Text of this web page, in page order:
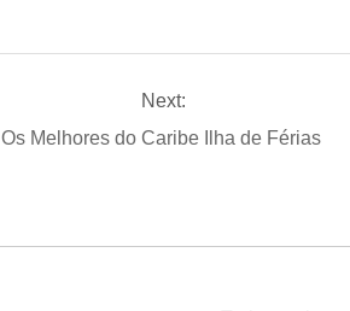
Next:
Os Melhores do Caribe Ilha de Férias